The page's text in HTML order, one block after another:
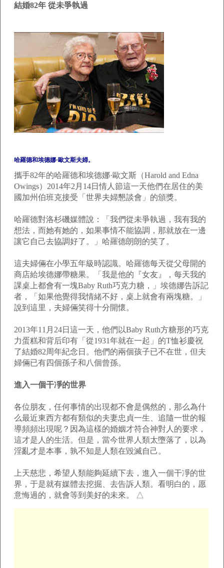
結婚82年 從未爭執過
哈羅德和埃德娜·歐文斯夫婦。
攜手82年的哈羅德和埃德娜·歐文斯（Harold and Edna
Owings）2014年2月14日情人節這一天他們在居住的美
國加州伯班克接受「世界夫婦懇談會」的頒獎。
哈羅德對洛杉磯媒體說：「我們從未爭執過，我有我的
想法，而她有她的，如果事情不能協調，那就放在一邊
讓它自己去協調好了。」哈羅德朗朗的笑了。
這夫婦倆在小學五年級時認識。哈羅德每天從父母開的
商店給埃德娜帶糖果。「我是他的『女友』，每天我的
課桌上都會有一塊Baby Ruth巧克力糖，」埃德娜告訴記
者，「如果他覺得我情緒不好，桌上就會有兩塊糖。」
說到這里，夫婦倆笑得十分開懷。
2013年11月24日這一天，他們以Baby Ruth方糖形的巧克
力蛋糕和背后印有「從1931年就在一起」的T恤衫慶祝
了結婚82周年紀念日。他們的兩個孩子已不在世，但夫
婦倆已有四個孫子和八個曾孫。
進入一個干凈的世界
各位朋友，任何事情的出現都不會是偶然的，那么為什
么最近東西方都有類似的夫妻忠貞一生、追隨一世的報
導頻頻出現呢？因為這樣的婚姻才符合神對人的要求，
這才是人的生活。但是，當今世界人類太墮落了，以為
淫亂才是本事，孰不知是人類在毀滅自己。
上天慈悲，希望人類能夠延續下去，進入一個干凈的世
界，于是就有媒體去挖掘、去告訴人類。看明白的，愿
意悔過的，就會等到美好的未來。 △